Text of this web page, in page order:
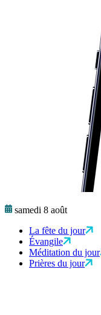
samedi 8 août
La fête du jour
Évangile
Méditation du jour
Prières du jour